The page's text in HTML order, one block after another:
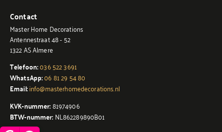
Contact
Master Home Decorations
Antennestraat 48 - 52
1322 AS Almere
Telefoon:036 522 3691
WhatsApp:06 81 29 54 80
Email:info@masterhomedecorations.nl
KVK-nummer:81974906
BTW-nummer: NL862289890B01